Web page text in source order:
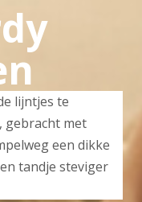
lijntjes te
gebracht met
een dikke
tandje steviger